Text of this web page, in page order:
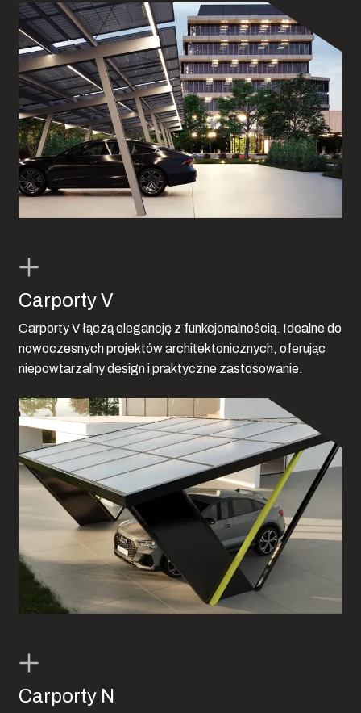
Carporty V
Carporty V łączą elegancję z funkcjonalnością. Idealne do
nowoczesnych projektów architektonicznych, oferując
niepowtarzalny design i praktyczne zastosowanie.
Carporty N